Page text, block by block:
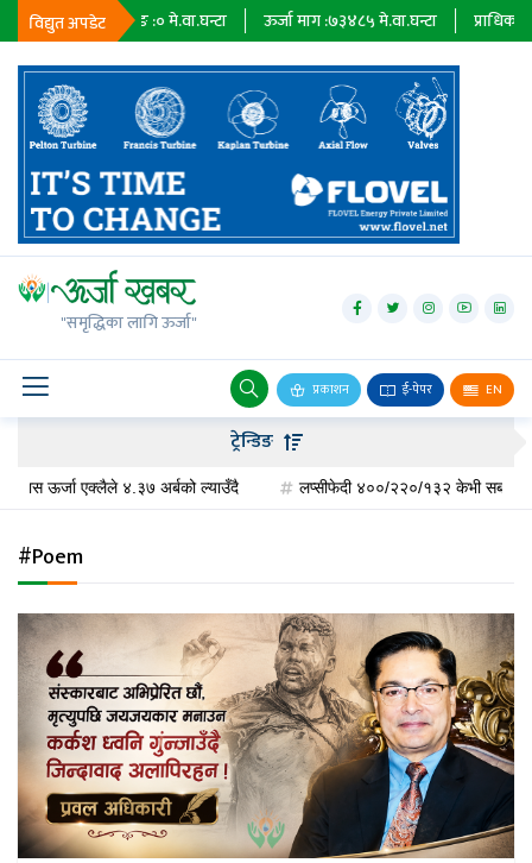
विद्युत अपडेट
ट्रिपिङ :० मे.वा.घन्टा ऊर्जा माग :७३४८५मे.वा.घन्टा प्राधिकरण :०मे.वा.
"समृद्धिका लागि ऊर्जा"
प्रकाशन ई-पेपर EN
जलविद्युत्
सोलार
वायु
बायोग्यास
पेट्रोलियम
जलवायु
ऊर्जा
दक्षता
उहिलेकाे
खबर
हरित
हाइड्रोजन
ट्रेन्डिङ
ऊर्जा एक्लैले ४.३७ अर्बको ल्याउँदै लप्सीफेदी ४००/२२०/१३२ केभी सबस्टेसन
#Poem